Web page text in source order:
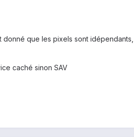
que les pixels sont
caché sinon SAV